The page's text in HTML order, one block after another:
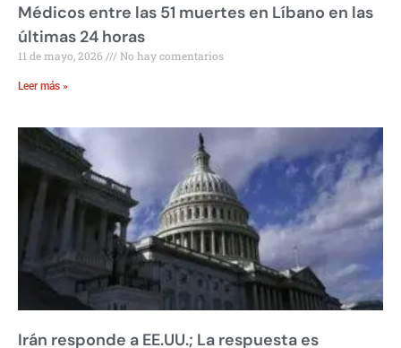
Médicos entre las 51 muertes en Líbano en las
últimas 24 horas
11 de mayo, 2026 No hay comentarios
Leer más »
Irán responde a EE.UU.; La respuesta es